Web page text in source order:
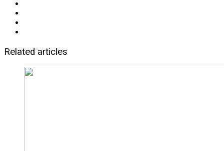
Related articles